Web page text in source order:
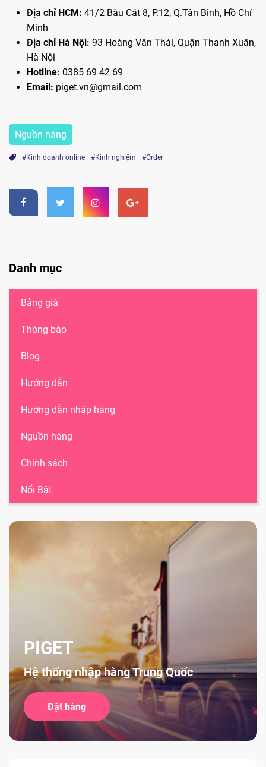
Địa chỉ HCM: 41/2 Bàu Cát 8, P.12, Q.Tân Bình, Hồ Chí
Minh
Địa chỉ Hà Nội: 93 Hoàng Văn Thái, Quận Thanh Xuân,
Hà Nội
Hotline: 0385 69 42 69
Email: piget.vn@gmail.com
Nguồn hàng
#Kinh doanh online #Kinh nghiệm #Order
Danh mục
Bảng giá
Thông báo
Blog
Hướng dẫn
Hướng dẫn nhập hàng
Nguồn hàng
Chính sách
Nổi Bật
PIGET
Hệ thống nhập hàng Trung Quốc
Đặt hàng